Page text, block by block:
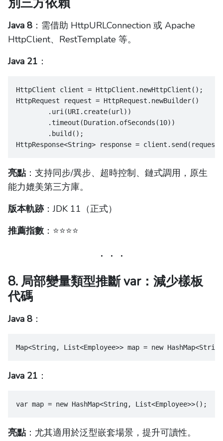
Java 8 ：需借助 HttpURLConnection 或 Apache
HttpClient、RestTemplate 等。
Java 21 ：
HttpClient client = HttpClient.newHttpClient();
HttpRequest request = HttpRequest.newBuilder()
        .uri(URI.create(url))
        .timeout(Duration.ofSeconds(10))
        .build();
HttpResponse<String> response =
亮點：支持同步/異步、超時控制、鏈式調用，原生
能力媲美第三方庫。
版本軌跡：JDK 11（正式）
推薦指數：⭐️⭐️⭐️⭐️
8. 局部變量類型推斷 var：減少樣板
代碼
Java 8 ：
Map<String, List<Employee>> map = new
Java 21 ：
var map = new HashMap<String, List<Employee>>();
亮點：尤其適用於泛型嵌套場景，提升可讀性。